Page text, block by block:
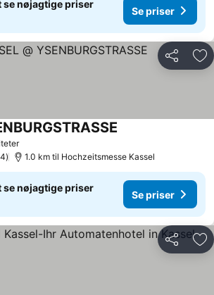
nøjagtige priser
Se priser
Del
1.0 km til Hochzeitsmesse Kassel
nøjagtige priser
Se priser
Del